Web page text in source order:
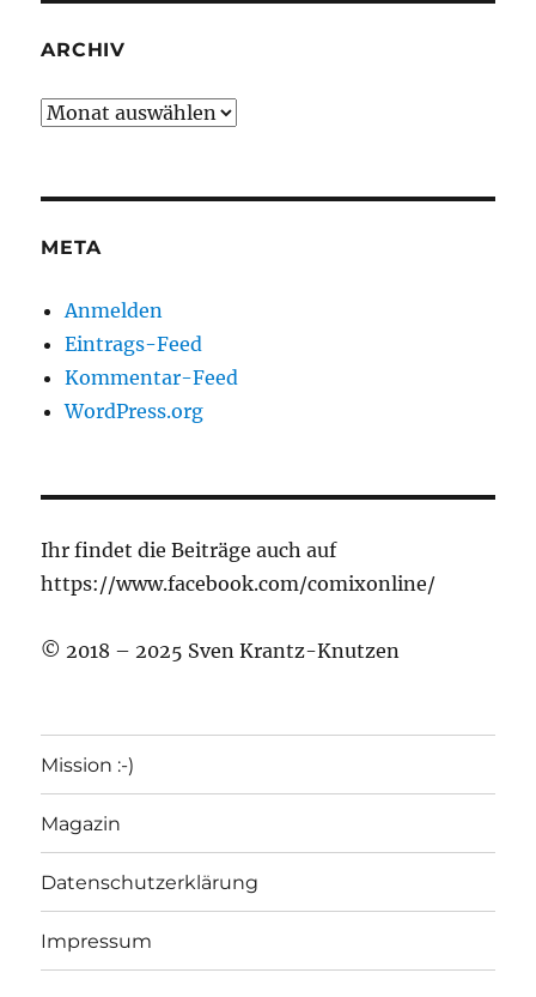
ARCHIV
Archiv
META
Anmelden
Eintrags-Feed
Kommentar-Feed
WordPress.org
Ihr findet die Beiträge auch auf
https://www.facebook.com/comixonline/
© 2018 – 2025 Sven Krantz-Knutzen
Mission :-)
Magazin
Datenschutzerklärung
Impressum